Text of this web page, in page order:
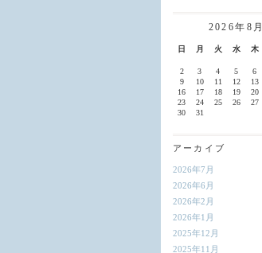
2026年8月
日 月 火 水 木
2
3 4 5 6
9
10 11 12 13
16
17 18 19 20
23
24 25 26 27
30
31
アーカイブ
2026年7月
2026年6月
2026年2月
2026年1月
2025年12月
2025年11月